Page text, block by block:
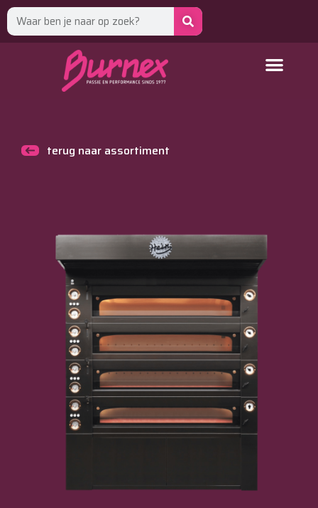
terug naar assortiment